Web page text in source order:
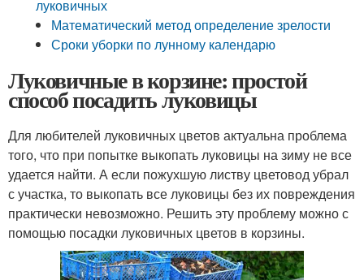
луковичных
Математический метод определение зрелости
Сроки уборки по лунному календарю
Луковичные в корзине: простой
способ посадить луковицы
Для любителей луковичных цветов актуальна проблема
того, что при попытке выкопать луковицы на зиму не все
удается найти. А если пожухшую листву цветовод убрал
с участка, то выкопать все луковицы без их повреждения
практически невозможно. Решить эту проблему можно с
помощью посадки луковичных цветов в корзины.